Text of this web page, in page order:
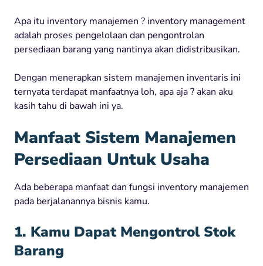
Apa itu inventory manajemen ? inventory management
adalah proses pengelolaan dan pengontrolan
persediaan barang yang nantinya akan didistribusikan.
Dengan menerapkan sistem manajemen inventaris ini
ternyata terdapat manfaatnya loh, apa aja ? akan aku
kasih tahu di bawah ini ya.
Manfaat Sistem Manajemen
Persediaan Untuk Usaha
Ada beberapa manfaat dan fungsi inventory manajemen
pada berjalanannya bisnis kamu.
1. Kamu Dapat Mengontrol Stok
Barang